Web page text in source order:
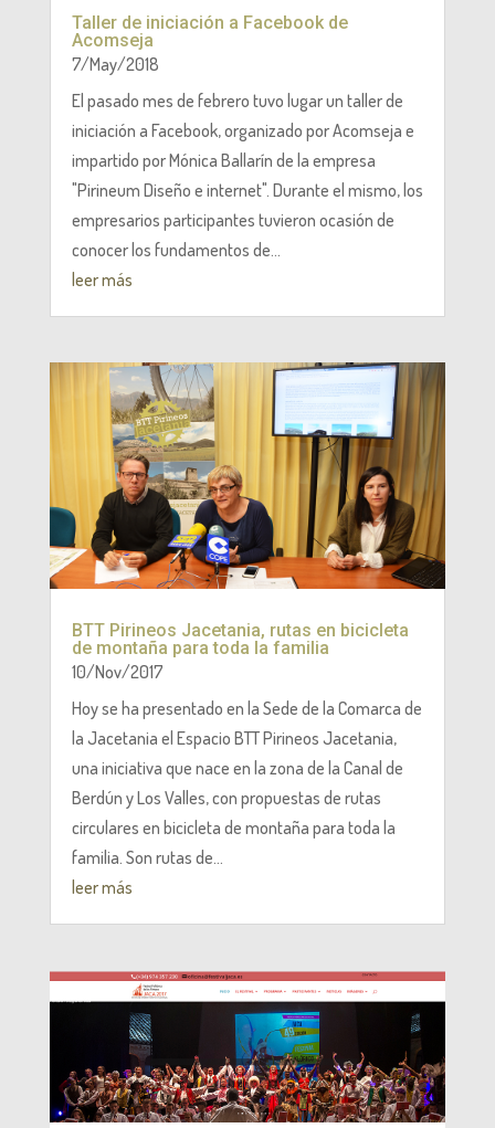
Taller de iniciación a Facebook de
Acomseja
7/May/2018
El pasado mes de febrero tuvo lugar un taller de
iniciación a Facebook, organizado por Acomseja e
impartido por Mónica Ballarín de la empresa
"Pirineum Diseño e internet". Durante el mismo, los
empresarios participantes tuvieron ocasión de
conocer los fundamentos de...
leer más
BTT Pirineos Jacetania, rutas en bicicleta
de montaña para toda la familia
10/Nov/2017
Hoy se ha presentado en la Sede de la Comarca de
la Jacetania el Espacio BTT Pirineos Jacetania,
una iniciativa que nace en la zona de la Canal de
Berdún y Los Valles, con propuestas de rutas
circulares en bicicleta de montaña para toda la
familia. Son rutas de...
leer más